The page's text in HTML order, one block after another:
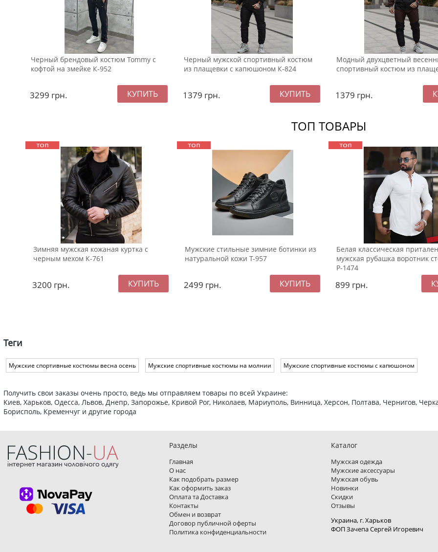
Черный брендовый костюм Tommy с
кофтой на змейке К-952
3299 грн.
Черный мужской спортивный костюм
из плащевки с капюшоном К-824
1379 грн.
Модный двухцветный
спортивный костюм из
1379 грн.
ТОП ТОВАРЫ
Зимняя мужская кожаная куртка с
черным мехом К-761
3200 грн.
Мужские стильные зимние ботинки из
натуральной кожи Т-957
2499 грн.
Белая классическая
мужская рубашка воротник
Р-1474
899 грн.
Теги
Мужские спортивные костюмы весна осень Мужские спортивные костюмы на молнии Мужские спортивные костюмы с капюшоном
Получить свои заказы очень просто, ведь мы отправляем товары по всей Украине:
Киев, Харьков, Одесса, Львов, Днепр, Запорожье, Кривой Рог, Николаев, Мариуполь, Винница, Херсон, Полтава, Чернигов,
Борисполь, Кременчуг и другие города
Разделы
Главная
О нас
Как подобрать размер
Как оформить заказ
Оплата та Доставка
Контакты
Обмен и возврат
Договор публичной оферты
Политика конфиденциальности
Каталог
Мужская одежда
Мужские аксессуары
Мужская обувь
Новинки
Скидки
Отзывы
Украина, г. Харьков
ФОП Зачепа Сергей Игоревич